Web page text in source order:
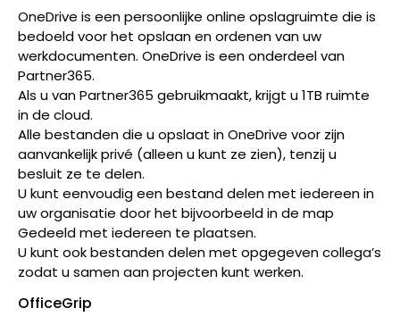
OneDrive is een persoonlijke online opslagruimte die is
bedoeld voor het opslaan en ordenen van uw
werkdocumenten. OneDrive is een onderdeel van
Partner365.
Als u van Partner365 gebruikmaakt, krijgt u 1TB ruimte
in de cloud.
Alle bestanden die u opslaat in OneDrive voor zijn
aanvankelijk privé (alleen u kunt ze zien), tenzij u
besluit ze te delen.
U kunt eenvoudig een bestand delen met iedereen in
uw organisatie door het bijvoorbeeld in de map
Gedeeld met iedereen te plaatsen.
U kunt ook bestanden delen met opgegeven collega’s
zodat u samen aan projecten kunt werken.
OfficeGrip